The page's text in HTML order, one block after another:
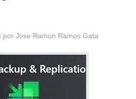
porJose Ramon Ramos Gata